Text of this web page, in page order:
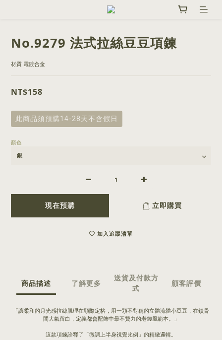
No.9279 法式拉絲豆豆項鍊
材質 電鍍合金
NT$158
此商品須預購14-28天不含假日
顏色
現在預購 立即購買
加入追蹤清單
商品描述 了解更多
送貨及付款方
式
顧客評價
「讓柔和的月光感拉絲肌理在頸際定格，用一顆不對稱的立體流體小豆豆，在鎖骨
間大氣留白，定義都會配飾中最不費力的老錢風範本。」
這款項鍊詮釋了「微調上半身視覺比例」的精緻邏輯。